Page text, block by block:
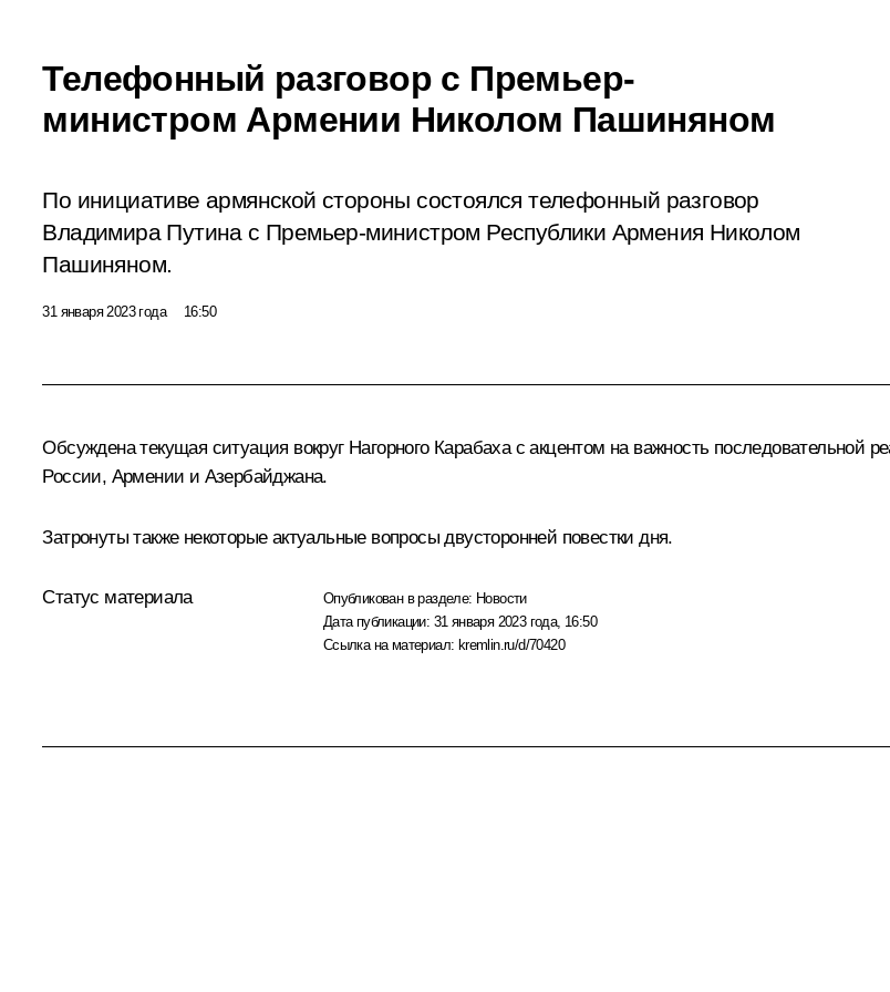
Телефонный разговор с Премьер-
министром Армении Николом Пашиняном
По инициативе армянской стороны состоялся телефонный разговор
Владимира Путина с Премьер-министром Республики Армения Николом
Пашиняном.
31 января 2023 года 16:50
Обсуждена текущая ситуация вокруг Нагорного Карабаха с акцентом на важность последовательной
России, Армении и Азербайджана.
Затронуты также некоторые актуальные вопросы двусторонней повестки дня.
Статус материала Опубликован в разделе: Новости
Дата публикации: 31 января 2023 года, 16:50
Ссылка на материал: kremlin.ru/d/70420